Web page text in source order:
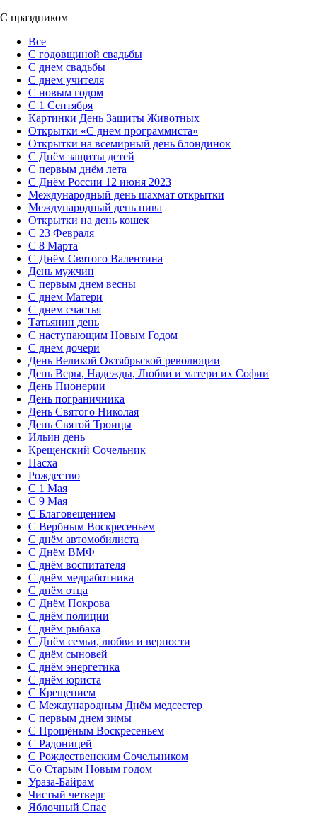
С праздником
Все
С годовщиной свадьбы
С днем свадьбы
С днем учителя
С новым годом
С 1 Сентября
Картинки День Защиты Животных
Открытки «‎С днем программиста»‎
Открытки на всемирный день блондинок
С Днём защиты детей
С первым днём лета
С Днём России 12 июня 2023
Международный день шахмат открытки
Международный день пива
Открытки на день кошек
С 23 Февраля
С 8 Марта
С Днём Святого Валентина
День мужчин
С первым днем весны
С днем Матери
C днем счастья
Татьянин день
C наступающим Новым Годом
C днем дочери
День Великой Октябрьской революции
День Веры, Надежды, Любви и матери их Софии
День Пионерии
День пограничника
День Святого Николая
День Святой Троицы
Ильин день
Крещенский Сочельник
Пасха
Рождество
С 1 Мая
С 9 Мая
С Благовещением
С Вербным Воскресеньем
С днём автомобилиста
С Днём ВМФ
С днём воспитателя
С днём медработника
С днём отца
С Днём Покрова
С днём полиции
С днём рыбака
С Днём семьи, любви и верности
С днём сыновей
С днём энергетика
С днём юриста
С Крещением
С Международным Днём медсестер
С первым днем зимы
С Прощёным Воскресеньем
С Радоницей
С Рождественским Сочельником
Со Старым Новым годом
Ураза-Байрам
Чистый четверг
Яблочный Спас